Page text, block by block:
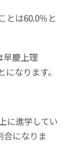
とは60.0％と
早慶上理
なります。
に進学してい
合になりま